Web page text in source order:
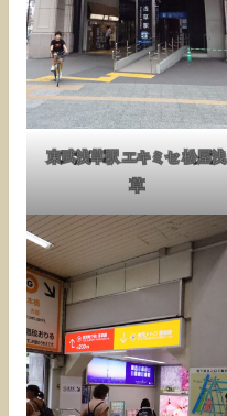
東武浅草駅 エキミセ 松屋浅
草